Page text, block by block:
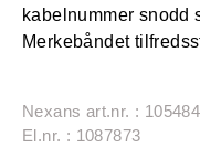
kabelnummer snodd
Merkebåndet
Nexans art.nr. :
El.nr. : 1087873